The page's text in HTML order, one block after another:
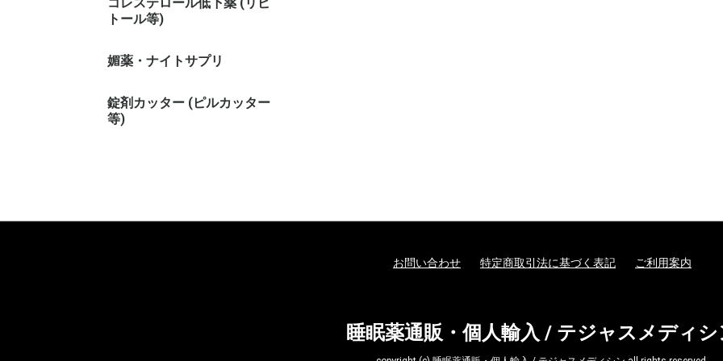
コレステロール低下薬 (リピ
トール等)
媚薬・ナイトサプリ
錠剤カッター (ピルカッター
等)
お問い合わせ 特定商取引法に基づく表記 ご利用案内
睡眠薬通販・個人輸入 / テジャスメディシ